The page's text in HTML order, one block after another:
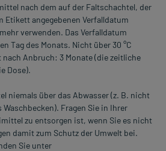
nach dem auf der Faltschachtel, der
Etikett angegebenen Verfalldatum
verwenden. Das Verfalldatum
Tag des Monats. Nicht über 30 °C
Anbruch: 3 Monate (die zeitliche
Dose).
niemals über das Abwasser (z. B. nicht
Fragen Sie in Ihrer
zu entsorgen ist, wenn Sie es nicht
damit zum Schutz der Umwelt bei.
Sie unter